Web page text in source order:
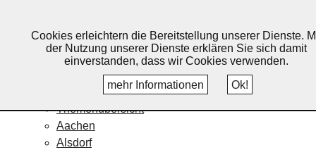
Home
Veranstaltungskalender
Themenübersicht
Aachen
Alsdorf
Cookies erleichtern die Bereitstellung unserer Dienste.
der Nutzung unserer Dienste erklären Sie sich damit
einverstanden, dass wir Cookies verwenden.
mehr Informationen
Ok!